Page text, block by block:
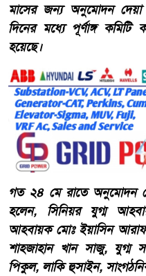
মাসের জন্য অনুমোদন
দিনের মধ্যে পূর্ণাঙ্গ কমিটি
হয়েছে।
গত ২৪ মে রাতে অনুমোদন
হলেন, সিনিয়র যুগ্ম
আহবায়ক মোঃ ইয়াসিন
শাহজাহান খান সাজু, যুগ্ম
পিকুল, লাকি হুসাইন,